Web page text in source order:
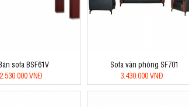
sofa BSF61V
2.530.000 VNĐ
Sofa văn phòng SF701
3.430.000 VNĐ